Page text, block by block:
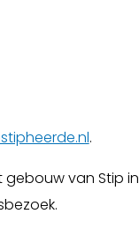
.
gebouw van Stip